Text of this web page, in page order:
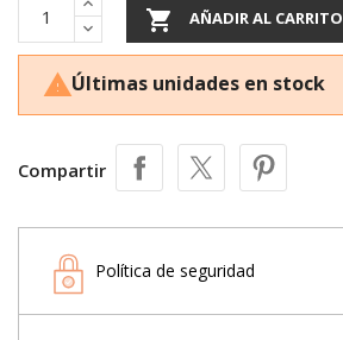
 AÑADIR AL CARRITO
Últimas unidades en stock
Compartir
Política de seguridad